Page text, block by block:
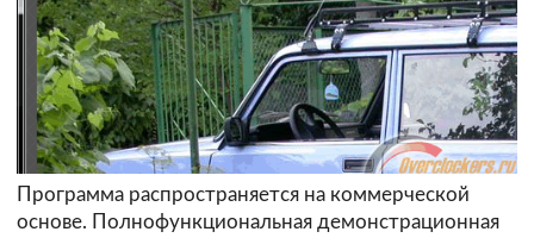
Программа распространяется на коммерческой
основе. Полнофункциональная демонстрационная